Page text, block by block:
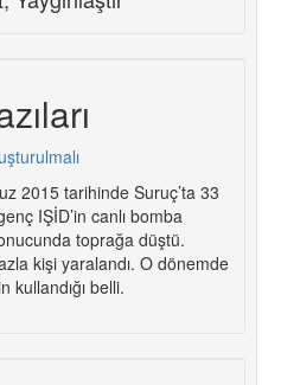
2015 tarihinde Suruç’ta 33
IŞİD’in canlı bomba
toprağa düştü.
kişi yaralandı. O dönemde
kullandığı belli.